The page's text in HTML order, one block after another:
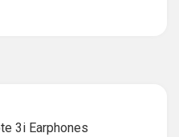
3i Earphones